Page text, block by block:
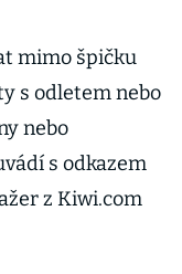
mimo špičku
s odletem nebo
nebo
s odkazem
z Kiwi.com